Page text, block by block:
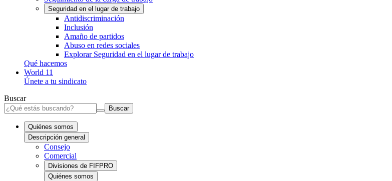
Seguridad en el lugar de trabajo
Antidiscriminación
Inclusión
Amaño de partidos
Abuso en redes sociales
Explorar Seguridad en el lugar de trabajo
Qué hacemos
World 11
Únete a tu sindicato
Buscar
Buscar
Quiénes somos
Descripción general
Consejo
Comercial
Divisiones de FIFPRO
Quiénes somos